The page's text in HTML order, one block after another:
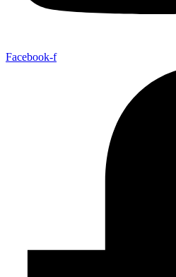
Facebook-f